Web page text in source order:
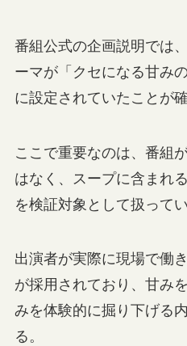
番組公式の企画説明では
ーマが「クセになる甘み
に設定されていたことが
ここで重要なのは、番組
はなく、スープに含まれ
を検証対象として扱ってい
出演者が実際に現場で働
が採用されており、甘み
みを体験的に掘り下げる
る。